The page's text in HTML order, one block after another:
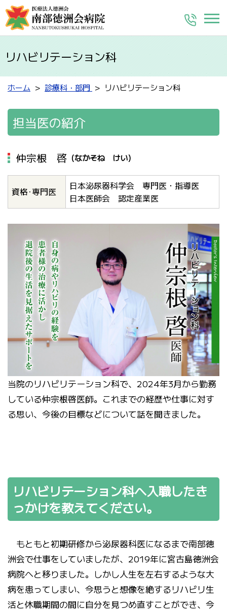
リハビリテーション科
ホーム 診療科・部門 リハビリテーション科
担当医の紹介
仲宗根 啓 （なかそね けい）
資格･専門医
日本泌尿器科学会 専門医・指導医
日本医師会 認定産業医
当院のリハビリテーション科で、2024年3月から勤務
している仲宗根啓医師。これまでの経歴や仕事に対す
る思い、今後の目標などについて話を聞きました。
リハビリテーション科へ入職したき
っかけを教えてください。
もともと初期研修から泌尿器科医になるまで南部徳
洲会で仕事をしていましたが、2019年に宮古島徳洲会
病院へと移りました。しかし人生を左右するような大
病を患ってしまい、今思うと想像を絶するリハビリ生
活と休職期間の間に自分を見つめ直すことができ、今